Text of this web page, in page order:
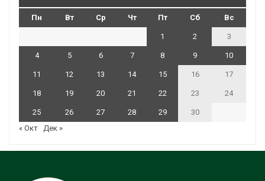
Пн Вт Ср Чт Пт Сб Вс
1 2 3
4 5 6 7 8 9 10
11 12 13 14 15 16 17
18 19 20 21 22 23 24
25 26 27 28 29
30
« Окт
Дек »